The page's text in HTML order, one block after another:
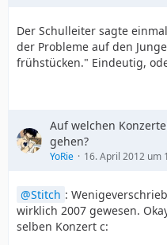
Der Schulleiter sagte
der Probleme auf den
frühstücken." Eindeutig,
Auf welchen
gehen?
YoRie 16. April 2012 um
Stitch :
wirklich 2007 gewesen.
selben Konzert c: